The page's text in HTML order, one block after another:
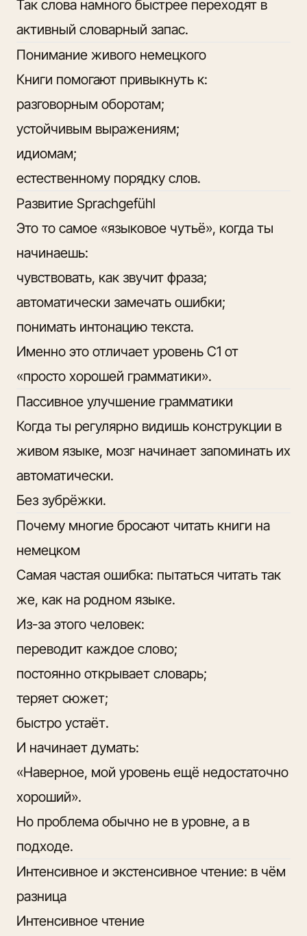
Так слова намного быстрее переходят в
активный словарный запас.
Понимание живого немецкого
Книги помогают привыкнуть к:
разговорным оборотам;
устойчивым выражениям;
идиомам;
естественному порядку слов.
Развитие Sprachgefühl
Это то самое «языковое чутьё», когда ты
начинаешь:
чувствовать, как звучит фраза;
автоматически замечать ошибки;
понимать интонацию текста.
Именно это отличает уровень C1 от
«просто хорошей грамматики».
Пассивное улучшение грамматики
Когда ты регулярно видишь конструкции в
живом языке, мозг начинает запоминать их
автоматически.
Без зубрёжки.
Почему многие бросают читать книги на
немецком
Самая частая ошибка: пытаться читать так
же, как на родном языке.
Из-за этого человек:
переводит каждое слово;
постоянно открывает словарь;
теряет сюжет;
быстро устаёт.
И начинает думать:
«Наверное, мой уровень ещё недостаточно
хороший».
Но проблема обычно не в уровне, а в
подходе.
Интенсивное и экстенсивное чтение: в чём
разница
Интенсивное чтение